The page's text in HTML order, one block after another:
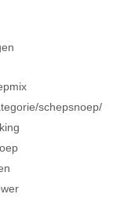
schepsnoep/